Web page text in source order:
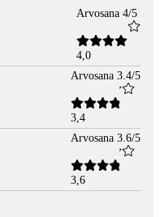
Arvosana 4/5
4,0
Arvosana 3.4/5
3,4
Arvosana 3.6/5
3,6